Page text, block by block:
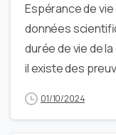
Espérance de vie
données
durée de vie de
il existe des
01/10/2024